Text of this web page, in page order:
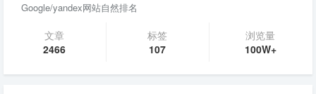
Google/yandex网站自然排名
文章
2466
标签
107
浏览量
100W+